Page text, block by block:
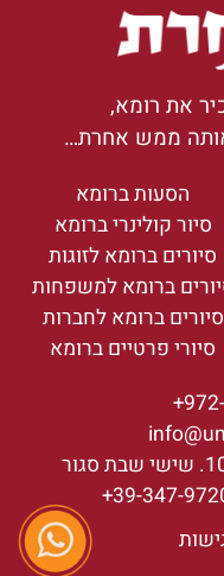
רומא,
ממש אחרת…
הסעות ברומא
סיור קולינרי ברומא
סיורים ברומא לזוגות
ברומא למשפחות
סיורים ברומא לחברות
סיורי פרטיים ברומא